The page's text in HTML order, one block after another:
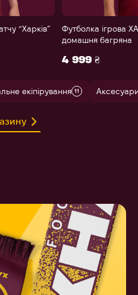
“Харків”
Футболка ігрова
домашня багряна
4 999 ₴
екіпірування 11